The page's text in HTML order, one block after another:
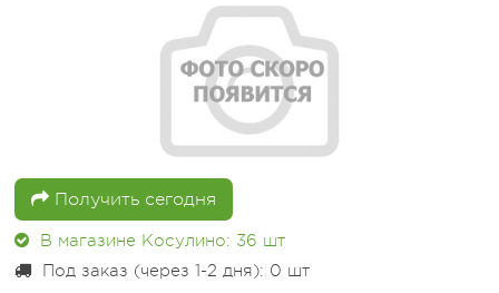
Получить сегодня
В магазине Косулино: 36 шт
Под заказ (через 1-2 дня): 0 шт